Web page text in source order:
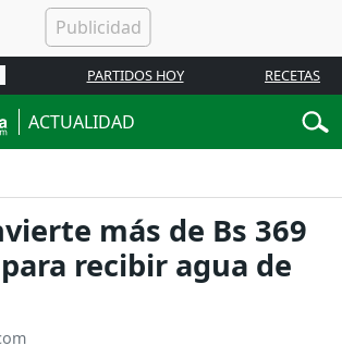
PARTIDOS HOY RECETAS
ACTUALIDAD
más de Bs 369
recibir agua de